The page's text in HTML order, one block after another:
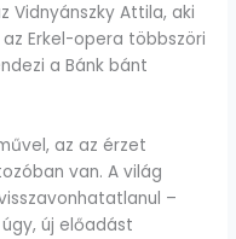
Attila, aki
Erkel-opera többszöri
a Bánk bánt
az az érzet
van. A világ
–
új előadást